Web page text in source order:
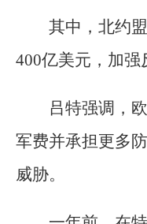
其中，北约
400亿美元，加强
吕特强调，
军费并承担更多
威胁。